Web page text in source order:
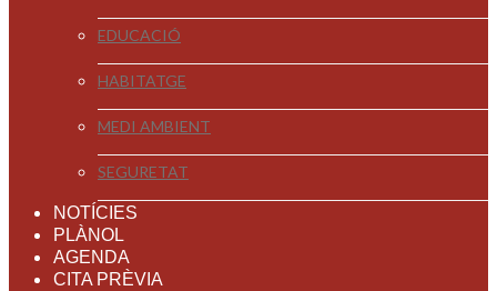
EDUCACIÓ
HABITATGE
MEDI AMBIENT
SEGURETAT
NOTÍCIES
PLÀNOL
AGENDA
CITA PRÈVIA